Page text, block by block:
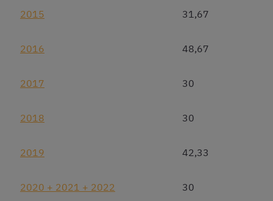
2015 31,67
2016 48,67
2017 30
2018 30
2019 42,33
2020 + 2021 + 2022 30